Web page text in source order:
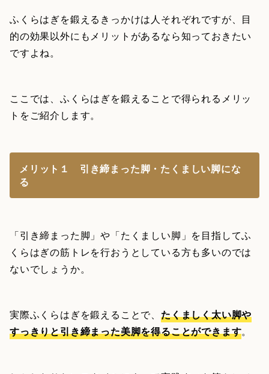
ふくらはぎを鍛えるきっかけは人それぞれですが、目
的の効果以外にもメリットがあるなら知っておきたい
ですよね。
ここでは、ふくらはぎを鍛えることで得られるメリッ
トをご紹介します。
メリット１ 引き締まった脚・たくましい脚にな
る
「引き締まった脚」や「たくましい脚」を目指してふ
くらはぎの筋トレを行おうとしている方も多いのでは
ないでしょうか。
実際ふくらはぎを鍛えることで、 たくましく太い脚や
すっきりと引き締まった美脚を得ることができます。